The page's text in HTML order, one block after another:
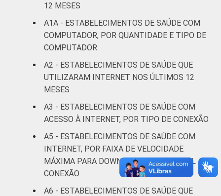
UNIDADE BÁSICA
DE SAÚDE
Não UBS 97 0
LOCALIZAÇÃO Capital 98
Fonte: CGI/NIC.br, Centro Regional de
Sociedade da Informação (Cetic.br),
Pesquisa sobre o uso das tecnologias de
informação e comunicação nos
estabelecimentos de saúde brasileiros – TIC
Saúde 2018.
12 MESES
A1A - ESTABELECIMENTOS DE SAÚDE COM
COMPUTADOR, POR QUANTIDADE E TIPO DE
COMPUTADOR
A2 - ESTABELECIMENTOS DE SAÚDE QUE
UTILIZARAM INTERNET NOS ÚLTIMOS 12
MESES
A3 - ESTABELECIMENTOS DE SAÚDE COM
ACESSO À INTERNET, POR TIPO DE CONEXÃO
A5 - ESTABELECIMENTOS DE SAÚDE COM
INTERNET, POR FAIXA DE VELOCIDADE
MÁXIMA PARA DOWNLOAD DA PRINCIPAL
CONEXÃO
A6 - ESTABELECIMENTOS DE SAÚDE QUE